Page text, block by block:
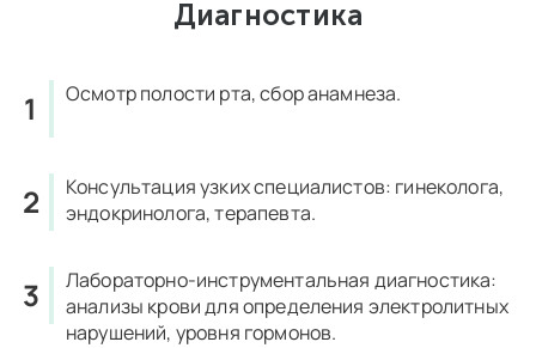
Диагностика
Осмотр полости рта, сбор анамнеза.
Консультация узких специалистов: гинеколога,
эндокринолога, терапевта.
Лабораторно-инструментальная диагностика:
анализы крови для определения электролитных
нарушений, уровня гормонов.